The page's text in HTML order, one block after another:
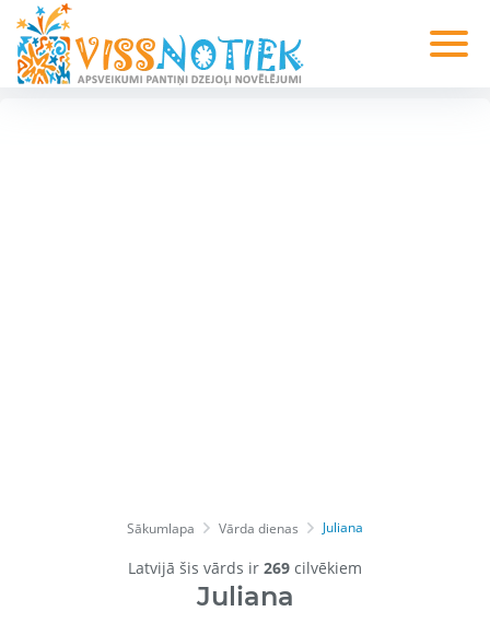
Sākumlapa Vārda dienas Juliana
Latvijā šis vārds ir 269 cilvēkiem
Juliana